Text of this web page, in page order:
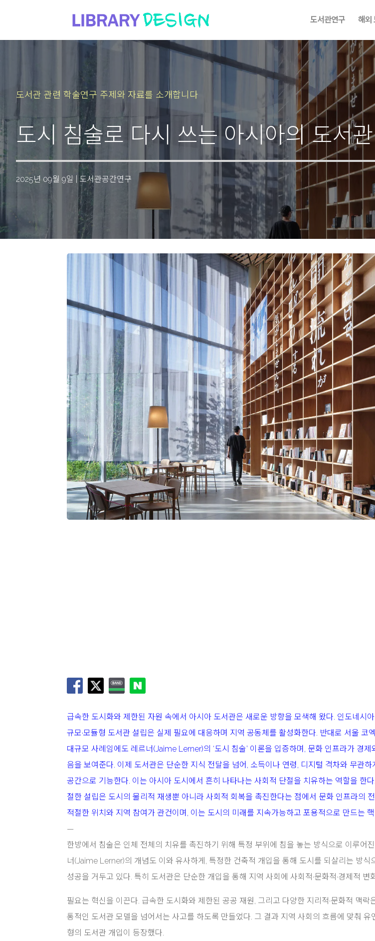
도서관연구 해외
도서관 관련 학술연구 주제와 자료를 소개합니다
도시 침술로 다시 쓰는 아시아의 도서
2025년 09월 9일 도서관공간연구
급속한 도시화와 제한된 자원 속에서 아시아 도서관은 새로운 방향을 모색해 왔다. 인도네시
규모·모듈형 도서관 설립은 실제 필요에 대응하며 지역 공동체를 활성화한다. 반대로 서울 코
대규모 사례임에도 레르너(Jaime Lerner)의 ‘도시 침술’ 이론을 입증하며, 문화 인프라가 경
음을 보여준다. 이제 도서관은 단순한 지식 전달을 넘어, 소득이나 연령, 디지털 격차와 무관
공간으로 기능한다. 이는 아시아 도시에서 흔히 나타나는 사회적 단절을 치유하는 역할을 한
절한 설립은 도시의 물리적 재생뿐 아니라 사회적 회복을 촉진한다는 점에서 문화 인프라의
적절한 위치와 지역 참여가 관건이며, 이는 도시의 미래를 지속가능하고 포용적으로 만드는
—
한방에서 침술은 인체 전체의 치유를 촉진하기 위해 특정 부위에 침을 놓는 방식으로 이루어
너(Jaime Lerner)의 개념도 이와 유사하게, 특정한 건축적 개입을 통해 도시를 되살리는 방식
성공을 거두고 있다. 특히 도서관은 단순한 개입을 통해 지역 사회에 사회적·문화적·경제적 변
필요는 혁신을 이끈다. 급속한 도시화와 제한된 공공 재원, 그리고 다양한 지리적·문화적 맥락
통적인 도서관 모델을 넘어서는 사고를 하도록 만들었다. 그 결과 지역 사회의 흐름에 맞춰 유
형의 도서관 개입이 등장했다.